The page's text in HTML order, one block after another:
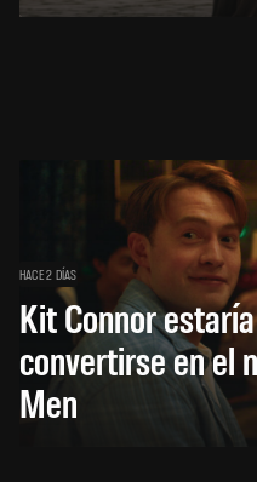
HACE 2 DÍAS
Kit Connor
convertirse en el
Men